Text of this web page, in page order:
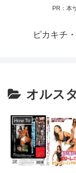
PR：本
ピカキチ
オルス
How To